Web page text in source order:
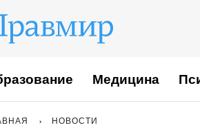
Медицина
НОВОСТИ